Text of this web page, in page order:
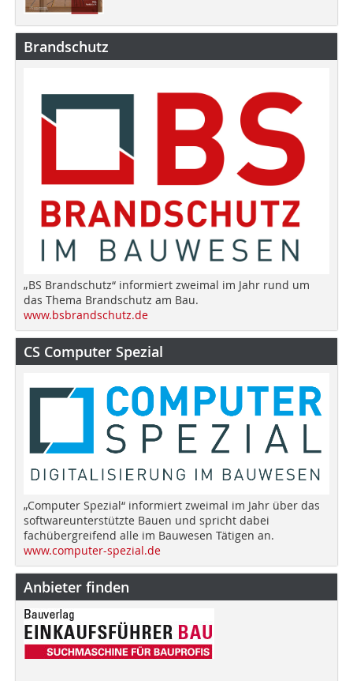
Brandschutz
„BS Brandschutz“ informiert zweimal im Jahr rund um
das Thema Brandschutz am Bau.
www.bsbrandschutz.de
CS Computer Spezial
„Computer Spezial“ informiert zweimal im Jahr über das
softwareunterstützte Bauen und spricht dabei
fachübergreifend alle im Bauwesen Tätigen an.
www.computer-spezial.de
Anbieter finden